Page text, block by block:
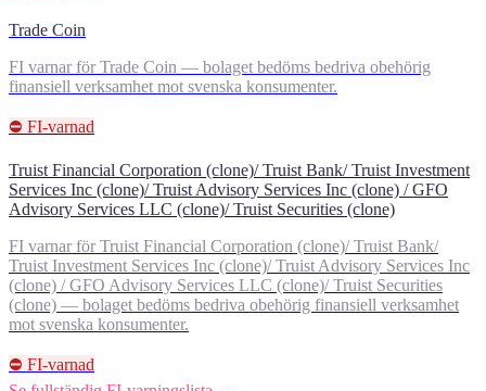
Trade Coin
FI varnar för Trade Coin — bolaget bedöms bedriva obehörig
finansiell verksamhet mot svenska konsumenter.
⛔ FI-varnad
Truist Financial Corporation (clone)/ Truist Bank/ Truist Investment
Services Inc (clone)/ Truist Advisory Services Inc (clone) / GFO
Advisory Services LLC (clone)/ Truist Securities (clone)
FI varnar för Truist Financial Corporation (clone)/ Truist Bank/
Truist Investment Services Inc (clone)/ Truist Advisory Services Inc
(clone) / GFO Advisory Services LLC (clone)/ Truist Securities
(clone) — bolaget bedöms bedriva obehörig finansiell verksamhet
mot svenska konsumenter.
⛔ FI-varnad